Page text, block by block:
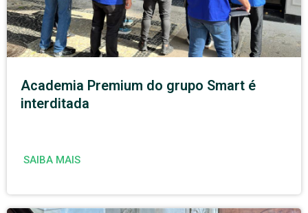
Academia Premium do grupo Smart é
interditada
SAIBA MAIS